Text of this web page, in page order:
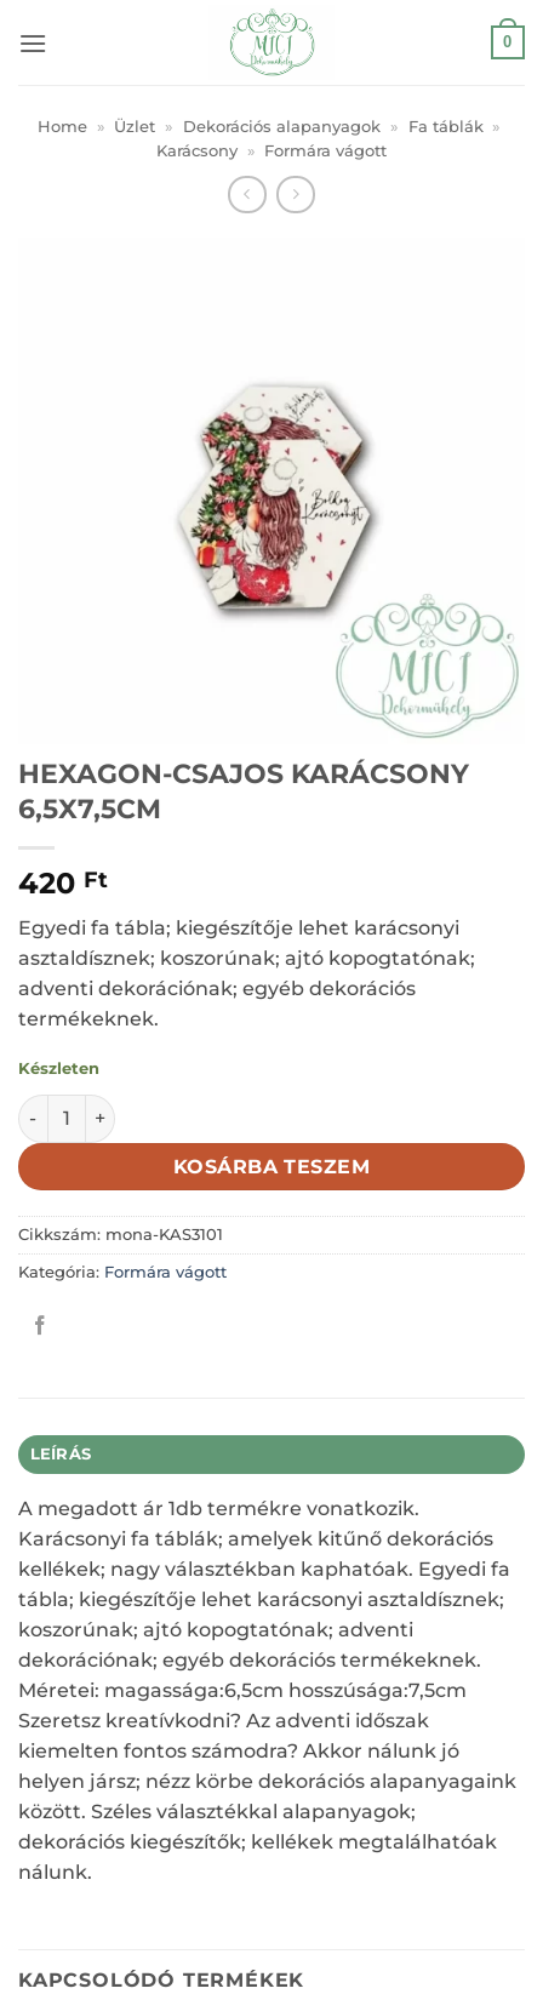
0
Home » Üzlet » Dekorációs alapanyagok » Fa táblák »
Karácsony
» Formára vágott
HEXAGON-CSAJOS KARÁCSONY
6,5X7,5CM
420 Ft
Egyedi fa tábla; kiegészítője lehet karácsonyi
asztaldísznek; koszorúnak; ajtó kopogtatónak;
adventi dekorációnak; egyéb dekorációs
termékeknek.
Készleten
HEXAGON-CSAJOS KARÁCSONY 6,5X7,5CM mennyiség
KOSÁRBA TESZEM
Cikkszám: mona-KAS3101
Kategória: Formára vágott
LEÍRÁS
A megadott ár 1db termékre vonatkozik.
Karácsonyi fa táblák; amelyek kitűnő dekorációs
kellékek; nagy választékban kaphatóak. Egyedi fa
tábla; kiegészítője lehet karácsonyi asztaldísznek;
koszorúnak; ajtó kopogtatónak; adventi
dekorációnak; egyéb dekorációs termékeknek.
Méretei: magassága:6,5cm hosszúsága:7,5cm
Szeretsz kreatívkodni? Az adventi időszak
kiemelten fontos számodra? Akkor nálunk jó
helyen jársz; nézz körbe dekorációs alapanyagaink
között. Széles választékkal alapanyagok;
dekorációs kiegészítők; kellékek megtalálhatóak
nálunk.
KAPCSOLÓDÓ TERMÉKEK